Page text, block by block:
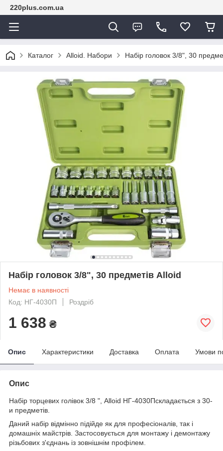
220plus.com.ua
Каталог Alloid. Набори Набір головок 3/8", 30
Набір головок 3/8", 30 предметів Alloid
Немає в наявності
Код: НГ-4030П
Роздріб
1 638 ₴
Опис Характеристики Доставка Оплата Умови
Опис
Набір торцевих голівок 3/8 ", Alloid НГ-4030Пскладається з 30-
и предметів.
Даний набір відмінно підійде як для професіоналів, так і
домашніх майстрів. Застосовується для монтажу і демонтажу
різьбових з'єднань із зовнішнім профілем.